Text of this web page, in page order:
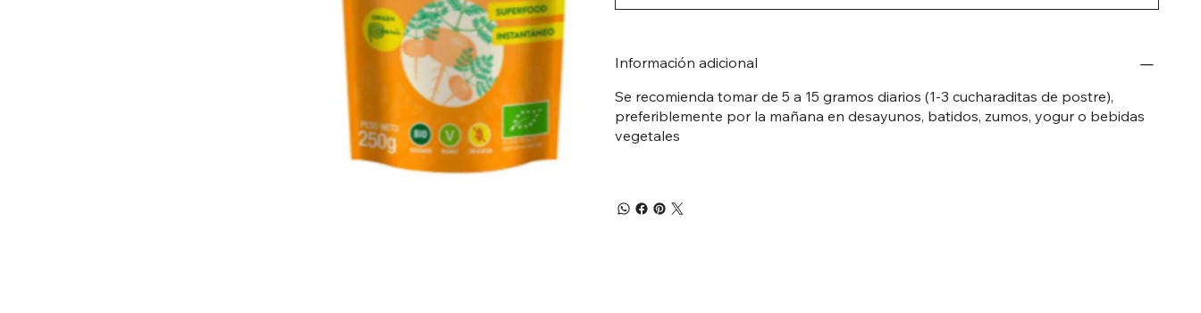
Información adicional
Se recomienda tomar de 5 a 15 gramos diarios (1-3 cucharaditas de postre),
preferiblemente por la mañana en desayunos, batidos, zumos, yogur o bebidas
vegetales